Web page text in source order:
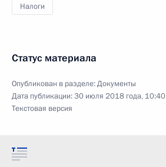
Налоги
Статус материала
Опубликован в разделе:Документы
Дата публикации:30 июля 2018 года, 10:40
Текстовая версия